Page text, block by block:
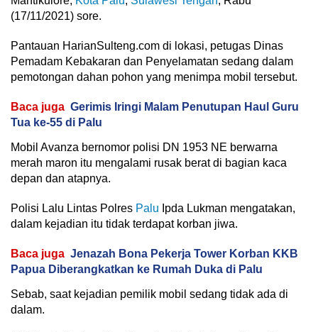
(17/11/2021) sore.
Pantauan HarianSulteng.com di lokasi, petugas Dinas
Pemadam Kebakaran dan Penyelamatan sedang dalam
pemotongan dahan pohon yang menimpa mobil tersebut.
Baca juga Gerimis Iringi Malam Penutupan Haul Guru
Tua ke-55 di Palu
Mobil Avanza bernomor polisi DN 1953 NE berwarna
merah maron itu mengalami rusak berat di bagian kaca
depan dan atapnya.
Polisi Lalu Lintas Polres Palu Ipda Lukman mengatakan,
dalam kejadian itu tidak terdapat korban jiwa.
Baca juga Jenazah Bona Pekerja Tower Korban KKB
Papua Diberangkatkan ke Rumah Duka di Palu
Sebab, saat kejadian pemilik mobil sedang tidak ada di
dalam.